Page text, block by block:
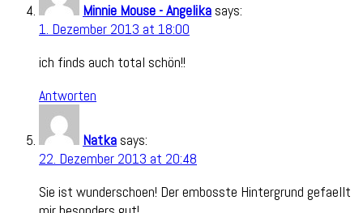
Minnie Mouse - Angelika says:
1. Dezember 2013 at 18:00
ich finds auch total schön!!
Antworten
Natka says:
22. Dezember 2013 at 20:48
Sie ist wunderschoen! Der embosste Hintergrund gefaellt